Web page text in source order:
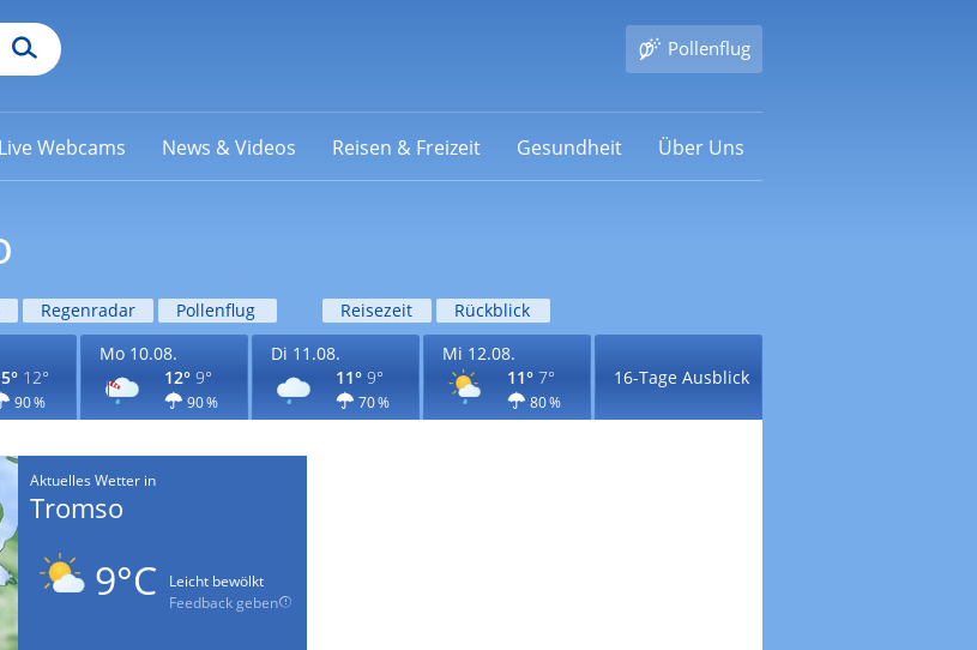
Pollenflug
Webcams News & Videos Reisen & Freizeit Gesundheit Über Uns
Regenradar Pollenflug Reisezeit
Rückblick
12°
90 %
Mo 10.08.
12° 9°
90 %
Di 11.08.
11° 9°
70 %
Mi 12.08.
11° 7°
80 %
16-Tage Ausblick
Aktuelles Wetter in
Tromso
9°C
Leicht bewölkt
Feedback geben